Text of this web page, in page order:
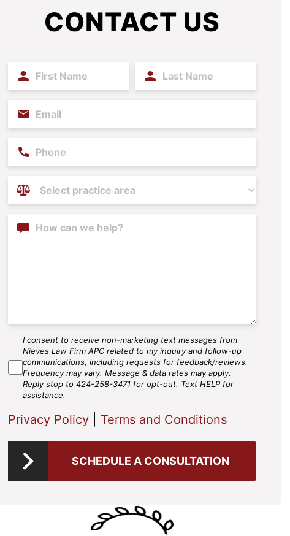
CONTACT US
First
Name(Required)
Last
Name(Required)
Email (Required)
Phone
Practice
Areas(Required)
Content
SMS
Agree
I consent to receive non-marketing text messages from
Nieves Law Firm APC related to my inquiry and follow-up
communications, including requests for feedback/reviews.
Frequency may vary. Message & data rates may apply.
Reply stop to 424-258-3471 for opt-out. Text HELP for
assistance.
Privacy Policy Terms and Conditions
SCHEDULE A CONSULTATION